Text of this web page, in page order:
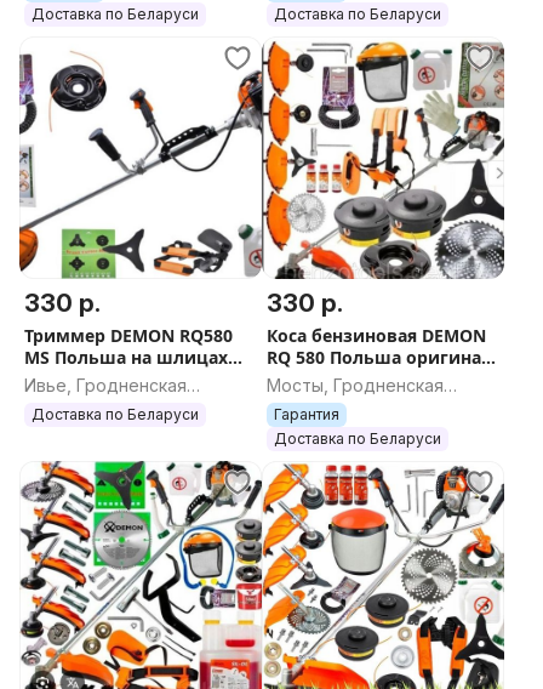
Доставка по Беларуси
Доставка по Беларуси
330 р.
Триммер DEMON RQ580
MS Польша на шлицах
бензокоса коса
бензиновая
Ивье, Гродненская
область
Доставка по Беларуси
330 р.
Коса бензиновая DEMON
RQ 580 Польша оригинал
шлицы бензокоса
триммер
Мосты, Гродненская
область
Гарантия
Доставка по Беларуси